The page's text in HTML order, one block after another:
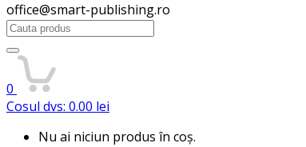
office@smart-publishing.ro
Search
for:
0
Cosul dvs: 0.00 lei
Nu ai niciun produs în coș.